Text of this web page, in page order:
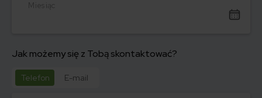
Miesiąc
Jak możemy się z Tobą skontaktować?
Telefon E-mail